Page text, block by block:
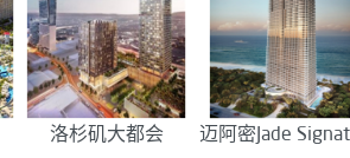
洛杉矶大都会 迈阿密Jade